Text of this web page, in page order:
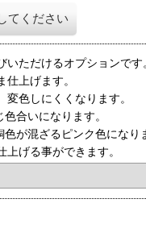
てください
いただけるオプションです
上げます。
色しにくくなります。
合いになります。
が混ざるピンク色になり
げる事ができます。